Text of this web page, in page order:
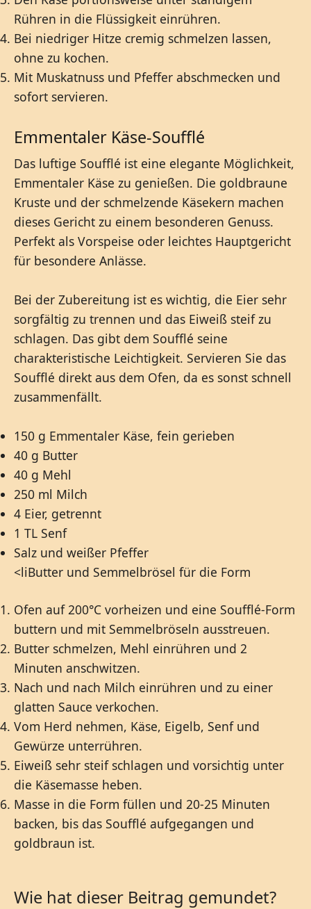
Rühren in die Flüssigkeit einrühren.
Bei niedriger Hitze cremig schmelzen lassen,
ohne zu kochen.
Mit Muskatnuss und Pfeffer abschmecken und
sofort servieren.
Emmentaler Käse-Soufflé
Das luftige Soufflé ist eine elegante Möglichkeit,
Emmentaler Käse zu genießen. Die goldbraune
Kruste und der schmelzende Käsekern machen
dieses Gericht zu einem besonderen Genuss.
Perfekt als Vorspeise oder leichtes Hauptgericht
für besondere Anlässe.
Bei der Zubereitung ist es wichtig, die Eier sehr
sorgfältig zu trennen und das Eiweiß steif zu
schlagen. Das gibt dem Soufflé seine
charakteristische Leichtigkeit. Servieren Sie das
Soufflé direkt aus dem Ofen, da es sonst schnell
zusammenfällt.
150 g Emmentaler Käse, fein gerieben
40 g Butter
40 g Mehl
250 ml Milch
4 Eier, getrennt
1 TL Senf
Salz und weißer Pfeffer
<liButter und Semmelbrösel für die Form
Ofen auf 200°C vorheizen und eine Soufflé-Form
buttern und mit Semmelbröseln ausstreuen.
Butter schmelzen, Mehl einrühren und 2
Minuten anschwitzen.
Nach und nach Milch einrühren und zu einer
glatten Sauce verkochen.
Vom Herd nehmen, Käse, Eigelb, Senf und
Gewürze unterrühren.
Eiweiß sehr steif schlagen und vorsichtig unter
die Käsemasse heben.
Masse in die Form füllen und 20-25 Minuten
backen, bis das Soufflé aufgegangen und
goldbraun ist.
Wie hat dieser Beitrag gemundet?